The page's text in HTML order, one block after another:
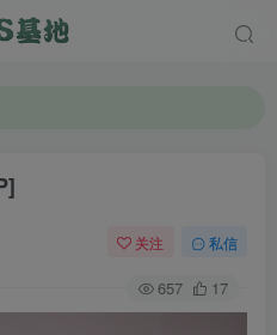
》，实时查看最新站点。
关注 私信
657 17